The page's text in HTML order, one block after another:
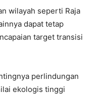
wilayah seperti Raja
dapat tetap
target transisi
perlindungan
ekologis tinggi